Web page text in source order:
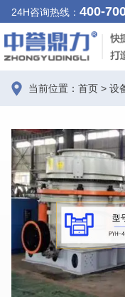
24H咨询热线： 400-
当前位置： 首页 > 设